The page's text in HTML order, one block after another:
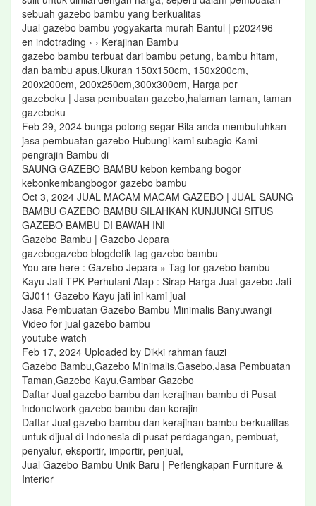
sebuah gazebo bambu yang berkualitas
Jual gazebo bambu yogyakarta murah Bantul | p202496
en indotrading › › Kerajinan Bambu
gazebo bambu terbuat dari bambu petung, bambu hitam,
dan bambu apus,Ukuran 150x150cm, 150x200cm,
200x200cm, 200x250cm,300x300cm, Harga per
gazeboku | Jasa pembuatan gazebo,halaman taman, taman
gazeboku
Feb 29, 2024 bunga potong segar Bila anda membutuhkan
jasa pembuatan gazebo Hubungi kami subagio Kami
pengrajin Bambu di
SAUNG GAZEBO BAMBU kebon kembang bogor
kebonkembangbogor gazebo bambu
Oct 3, 2024 JUAL MACAM MACAM GAZEBO | JUAL SAUNG
BAMBU GAZEBO BAMBU SILAHKAN KUNJUNGI SITUS
GAZEBO BAMBU DI BAWAH INI
Gazebo Bambu | Gazebo Jepara
gazebogazebo blogdetik tag gazebo bambu
You are here : Gazebo Jepara » Tag for gazebo bambu
Kayu Jati TPK Perhutani Atap : Sirap Harga Jual gazebo Jati
GJ011 Gazebo Kayu jati ini kami jual
Jasa Pembuatan Gazebo Bambu Minimalis Banyuwangi
Video for jual gazebo bambu
youtube watch
Feb 17, 2024 Uploaded by Dikki rahman fauzi
Gazebo Bambu,Gazebo Minimalis,Gasebo,Jasa Pembuatan
Taman,Gazebo Kayu,Gambar Gazebo
Daftar Jual gazebo bambu dan kerajinan bambu di Pusat
indonetwork gazebo bambu dan kerajin
Daftar Jual gazebo bambu dan kerajinan bambu berkualitas
untuk dijual di Indonesia di pusat perdagangan, pembuat,
penyalur, eksportir, importir, penjual,
Jual Gazebo Bambu Unik Baru | Perlengkapan Furniture &
Interior‎